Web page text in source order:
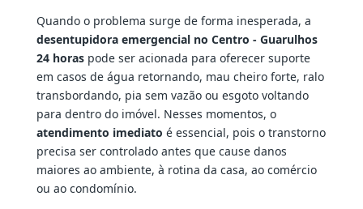
Quando o problema surge de forma inesperada, a
desentupidora emergencial no Centro - Guarulhos
24 horaspode ser acionada para oferecer suporte
em casos de água retornando, mau cheiro forte, ralo
transbordando, pia sem vazão ou esgoto voltando
para dentro do imóvel. Nesses momentos, o
atendimento imediato é essencial, pois o transtorno
precisa ser controlado antes que cause danos
maiores ao ambiente, à rotina da casa, ao comércio
ou ao condomínio.